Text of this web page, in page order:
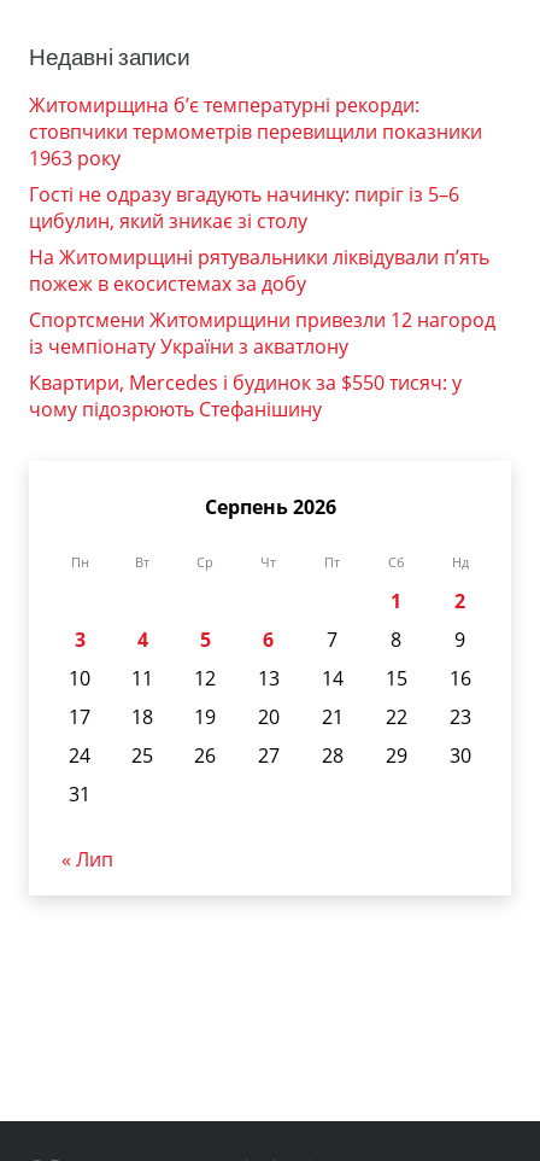
Недавні записи
Житомирщина б’є температурні рекорди:
стовпчики термометрів перевищили показники
1963 року
Гості не одразу вгадують начинку: пиріг із 5–6
цибулин, який зникає зі столу
На Житомирщині рятувальники ліквідували п’ять
пожеж в екосистемах за добу
Спортсмени Житомирщини привезли 12 нагород
із чемпіонату України з акватлону
Квартири, Mercedes і будинок за $550 тисяч: у
чому підозрюють Стефанішину
Серпень 2026
Пн Вт Ср Чт Пт Сб Нд
1
2
3
4 5 6 7 8
9
10
11 12 13 14 15
16
17
18 19 20 21 22
23
24
25 26 27 28 29
30
31
« Лип